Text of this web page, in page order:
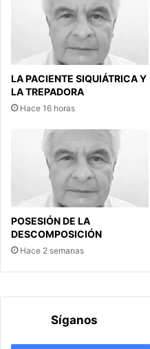
LA PACIENTE SIQUIÁTRICA Y
LA TREPADORA
Hace 16 horas
POSESIÓN DE LA
DESCOMPOSICIÓN
Hace 2 semanas
Síganos